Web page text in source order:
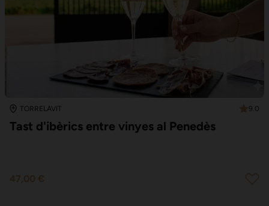
TORRELAVIT 9.0
Tast d'ibèrics entre vinyes al Penedès